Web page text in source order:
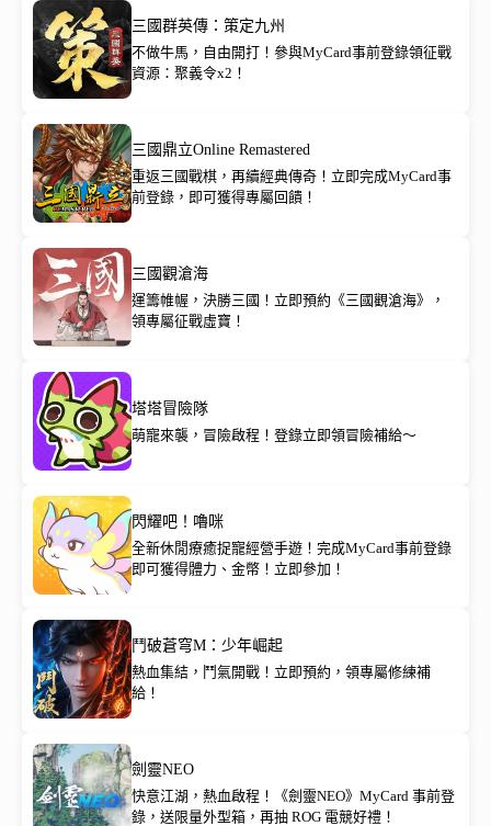
三國群英傳：策定九州
不做牛馬，自由開打！參與MyCard事前登錄領征戰
資源：聚義令x2！
三國鼎立Online Remastered
重返三國戰棋，再續經典傳奇！立即完成MyCard事
前登錄，即可獲得專屬回饋！
三國觀滄海
運籌帷幄，決勝三國！立即預約《三國觀滄海》，
領專屬征戰虛寶！
塔塔冒險隊
萌寵來襲，冒險啟程！登錄立即領冒險補給～
閃耀吧！嚕咪
全新休閒療癒捉寵經營手遊！完成MyCard事前登錄
即可獲得體力、金幣！立即參加！
鬥破蒼穹M：少年崛起
熱血集結，鬥氣開戰！立即預約，領專屬修練補
給！
劍靈NEO
快意江湖，熱血啟程！《劍靈NEO》MyCard 事前登
錄，送限量外型箱，再抽 ROG 電競好禮！